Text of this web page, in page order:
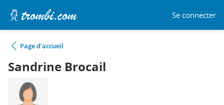
Se connecter
Page d'accueil
Sandrine Brocail